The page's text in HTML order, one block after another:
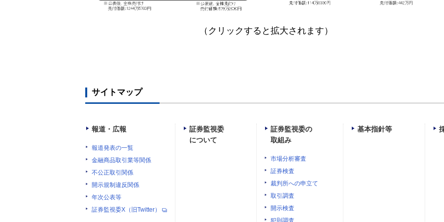
（クリックすると拡大されます）
サイトマップ
報道・広報
報道発表の一覧
金融商品取引業等関係
不公正取引関係
開示規制違反関係
年次公表等
証券監視委X（旧Twitter）
証券監視委
について
証券監視委の
取組み
市場分析審査
証券検査
裁判所への申立て
取引調査
開示検査
犯則調査
基本指針等